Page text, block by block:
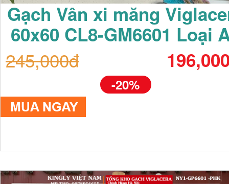
Gạch Vân xi măng
60x60 CL8-GM6601 Loại
245,000đ
-20%